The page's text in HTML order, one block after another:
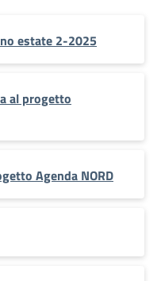
estate 2-2025
al progetto
Agenda NORD